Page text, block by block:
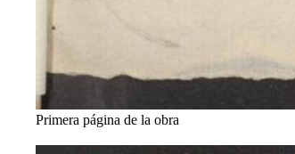
Primera página de la obra